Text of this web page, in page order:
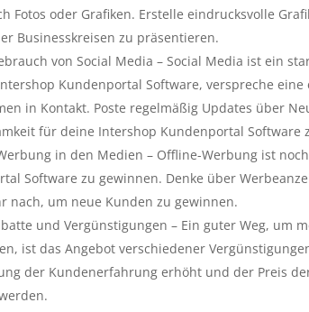
Fotos oder Grafiken. Erstelle eindrucksvolle
Businesskreisen zu präsentieren.
von Social Media – Social Media ist ein
Kundenportal Software, verspreche
in Kontakt. Poste regelmäßig Updates über
für deine Intershop Kundenportal Software
in den Medien – Offline-Werbung ist
Software zu gewinnen. Denke über
nach, um neue Kunden zu gewinnen.
und Vergünstigungen – Ein guter Weg,
ist das Angebot verschiedener
der Kundenerfahrung erhöht und der Preis